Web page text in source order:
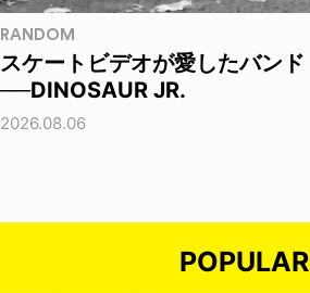
RANDOM
スケートビデオが愛したバンド
──DINOSAUR JR.
2026.08.06
POPULAR